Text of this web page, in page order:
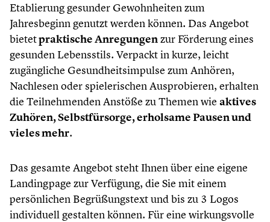
Etablierung gesunder Gewohnheiten zum
Jahresbeginn genutzt werden können. Das Angebot
bietetpraktische Anregungenzur Förderung eines
gesunden Lebensstils. Verpackt in kurze, leicht
zugängliche Gesundheitsimpulse zum Anhören,
Nachlesen oder spielerischen Ausprobieren, erhalten
die Teilnehmenden Anstöße zu Themen wie aktives
Zuhören, Selbstfürsorge, erholsame Pausen und
vieles mehr.
Das gesamte Angebot steht Ihnen über eine eigene
Landingpage zur Verfügung, die Sie mit einem
persönlichen Begrüßungstext und bis zu 3 Logos
individuell gestalten können. Für eine wirkungsvolle